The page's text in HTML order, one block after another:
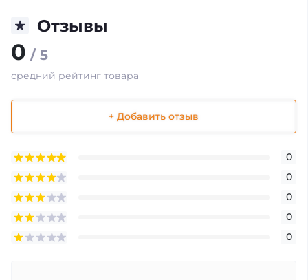
Отзывы
0 / 5
средний рейтинг товара
+ Добавить отзыв
0
0
0
0
0